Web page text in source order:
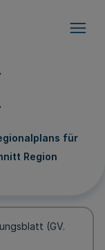
für
Region
(GV.